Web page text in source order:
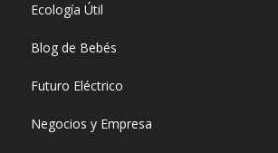
Ecología Útil
Blog de Bebés
Futuro Eléctrico
Negocios y Empresa